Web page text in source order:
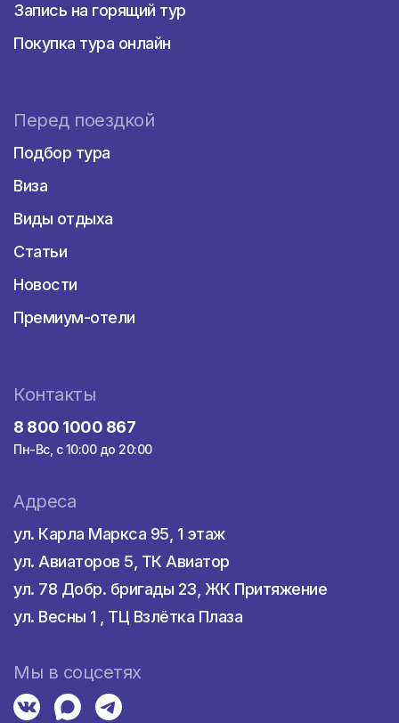
Запись на горящий тур
Покупка тура онлайн
Перед поездкой
Подбор тура
Виза
Виды отдыха
Статьи
Новости
Премиум-отели
Контакты
8 800 1000 867
Пн-Вс, с 10:00 до 20:00
Адреса
ул. Карла Маркса 95, 1 этаж
ул. Авиаторов 5, ТК Авиатор
ул. 78 Добр. бригады 23, ЖК Притяжение
ул. Весны 1 , ТЦ Взлётка Плаза
Мы в соцсетях